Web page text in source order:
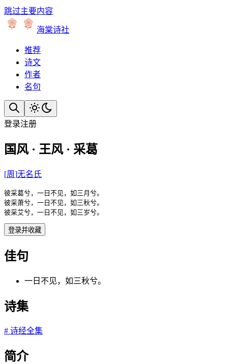
跳过主要内容
海棠诗社
推荐
诗文
作者
名句
登录注册
国风 · 王风 · 采葛
[周]无名氏
彼采葛兮，一日不见，如三月兮。
彼采萧兮，一日不见，如三秋兮。
彼采艾兮，一日不见，如三岁兮。
登录并收藏
佳句
一日不见，如三秋兮。
诗集
# 诗经全集
简介